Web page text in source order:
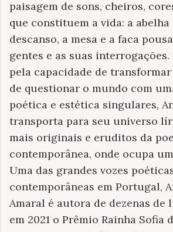
paisagem de sons, cheiros,
que constituem a vida: a abelha
descanso, a mesa e a faca
gentes e as suas interrogações.
pela capacidade de
de questionar o mundo com
poética e estética singulares,
transporta para seu universo
mais originais e eruditos da
contemporânea, onde ocupa
Uma das grandes vozes
contemporâneas em Portugal,
Amaral é autora de dezenas de
em 2021 o Prêmio Rainha Sofia